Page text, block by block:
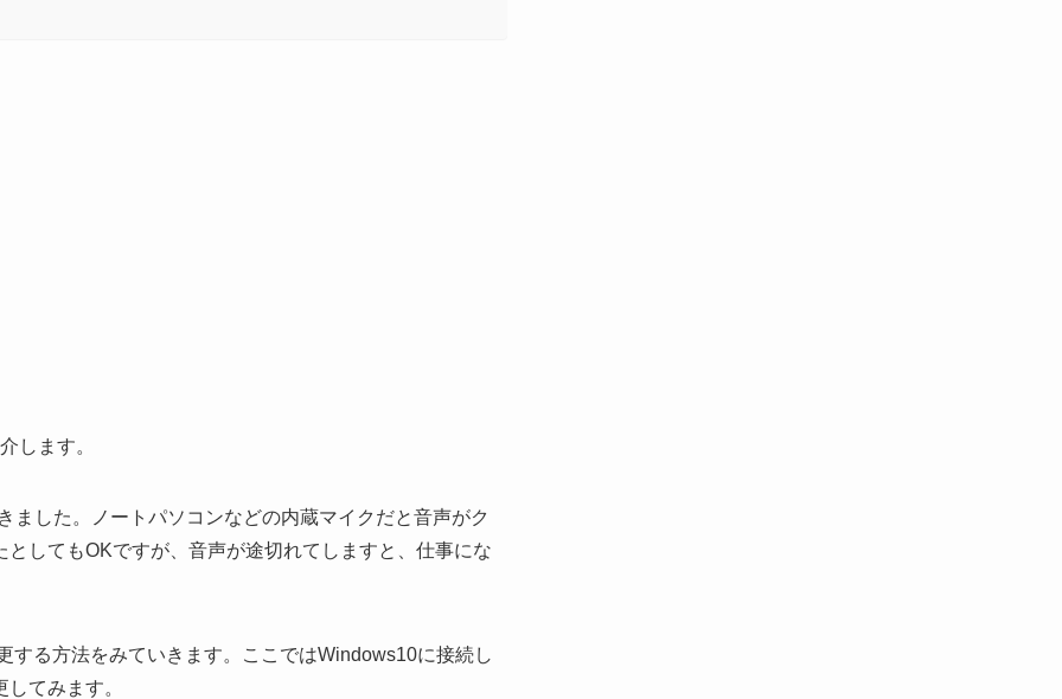
します。
した。ノートパソコンなどの内蔵マイクだと音声がク
してもOKですが、音声が途切れてしますと、仕事にな
る方法をみていきます。ここではWindows10に接続し
てみます。